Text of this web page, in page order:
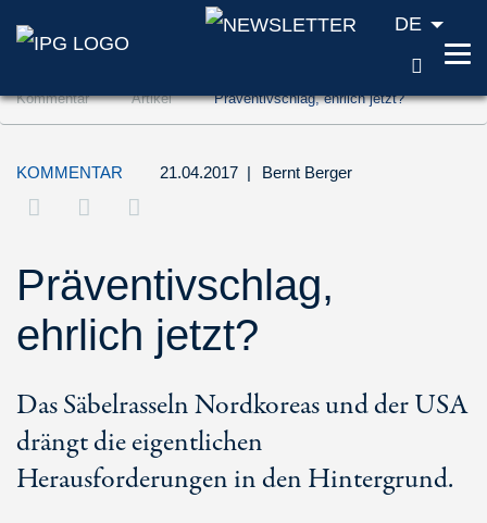
Zum Inhalt springen (Accesskey '1')
Zur Suche springen (Accesskey '2')
Zur Navigation springen (Accesskey '3')
DE
Kommentar Artikel Präventivschlag, ehrlich jetzt?
KOMMENTAR 21.04.2017 | Bernt Berger
Präventivschlag,
ehrlich jetzt?
Das Säbelrasseln Nordkoreas und der USA
drängt die eigentlichen
Herausforderungen in den Hintergrund.